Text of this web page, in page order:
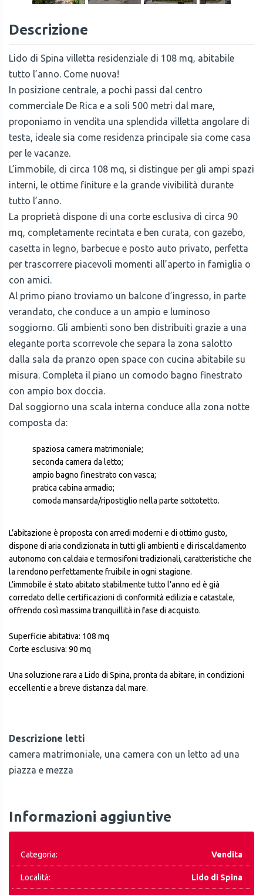
Descrizione
Lido di Spina villetta residenziale di 108 mq, abitabile
tutto l’anno. Come nuova!
In posizione centrale, a pochi passi dal centro
commerciale De Rica e a soli 500 metri dal mare,
proponiamo in vendita una splendida villetta angolare di
testa, ideale sia come residenza principale sia come casa
per le vacanze.
L’immobile, di circa 108 mq, si distingue per gli ampi spazi
interni, le ottime finiture e la grande vivibilità durante
tutto l’anno.
La proprietà dispone di una corte esclusiva di circa 90
mq, completamente recintata e ben curata, con gazebo,
casetta in legno, barbecue e posto auto privato, perfetta
per trascorrere piacevoli momenti all’aperto in famiglia o
con amici.
Al primo piano troviamo un balcone d’ingresso, in parte
verandato, che conduce a un ampio e luminoso
soggiorno. Gli ambienti sono ben distribuiti grazie a una
elegante porta scorrevole che separa la zona salotto
dalla sala da pranzo open space con cucina abitabile su
misura. Completa il piano un comodo bagno finestrato
con ampio box doccia.
Dal soggiorno una scala interna conduce alla zona notte
composta da:
spaziosa camera matrimoniale;
seconda camera da letto;
ampio bagno finestrato con vasca;
pratica cabina armadio;
comoda mansarda/ripostiglio nella parte sottotetto.
L’abitazione è proposta con arredi moderni e di ottimo gusto,
dispone di aria condizionata in tutti gli ambienti e di riscaldamento
autonomo con caldaia e termosifoni tradizionali, caratteristiche che
la rendono perfettamente fruibile in ogni stagione.
L’immobile è stato abitato stabilmente tutto l’anno ed è già
corredato delle certificazioni di conformità edilizia e catastale,
offrendo così massima tranquillità in fase di acquisto.
Superficie abitativa: 108 mq
Corte esclusiva: 90 mq
Una soluzione rara a Lido di Spina, pronta da abitare, in condizioni
eccellenti e a breve distanza dal mare.
Descrizione letti
camera matrimoniale, una camera con un letto ad una
piazza e mezza
Informazioni aggiuntive
Categoria: Vendita
Località: Lido di Spina